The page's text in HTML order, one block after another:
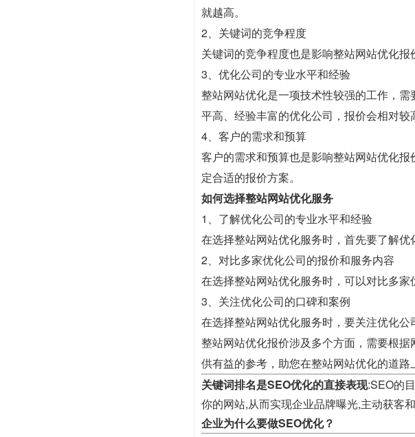
就越高。
2、关键词的竞争程度
关键词的竞争程度也是影响整站网站优化
3、优化公司的专业水平和经验
整站网站优化是一项技术性较强的工作，
平高、经验丰富的优化公司，报价会相对较
4、客户的需求和预算
客户的需求和预算也是影响整站网站优化
定合适的报价方案。
如何选择整站网站优化服务
1、了解优化公司的专业水平和经验
在选择整站网站优化服务时，首先要了解
2、对比多家优化公司的报价和服务内容
在选择整站网站优化服务时，可以对比多家
3、关注优化公司的口碑和案例
在选择整站网站优化服务时，要关注优化公
整站网站优化报价涉及多个方面，需要根
供有益的参考，助您在整站网站优化的道路
关键词排名是SEO优化的直接表现:SEO的
你的网站,从而实现企业品牌曝光,主动获客
企业为什么要做SEO优化？